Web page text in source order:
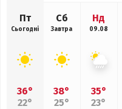
Пт
Сьогодні
36°
22°
Сб
Завтра
38°
25°
Нд
09.08
35°
23°